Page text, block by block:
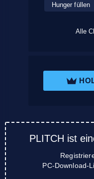
Hunger füllen
Alle
PLITCH ist
PC-Download-